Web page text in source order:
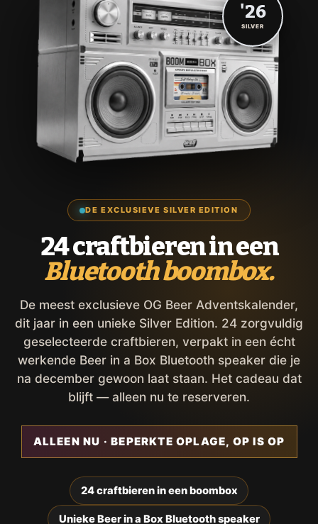
DE EXCLUSIEVE SILVER EDITION
24 craftbieren in een
Bluetooth boombox.
De meest exclusieve OG Beer Adventskalender,
dit jaar in een unieke Silver Edition. 24 zorgvuldig
geselecteerde craftbieren, verpakt in een écht
werkende Beer in a Box Bluetooth speaker die je
na december gewoon laat staan. Het cadeau dat
blijft — alleen nu te reserveren.
ALLEEN NU · BEPERKTE OPLAGE, OP IS OP
24 craftbieren in een boombox
Unieke Beer in a Box Bluetooth speaker
'26
SILVER